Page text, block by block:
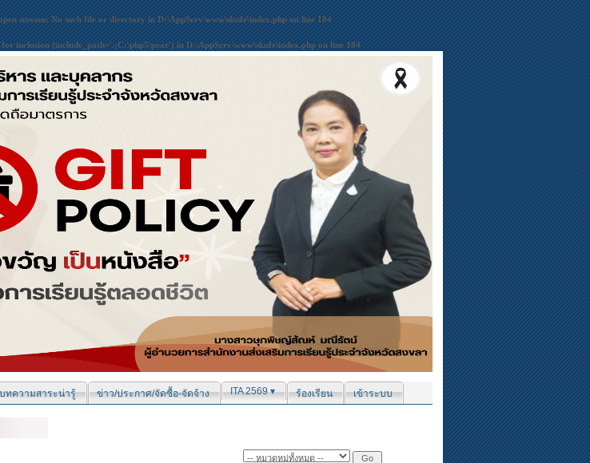
stream: No such file or directory inD:\AppServ\www\sknfe\index.phpon line184
inclusion (include_path='.;C:\php5\pear') inD:\AppServ\www\sknfe\index.phpon line184
บทความสาระน่ารู้ ข่าว/ประกาศ/จัดซื้อ-จัดจ้าง ITA 2569 ▾ ร้องเรียน เข้าระบบ